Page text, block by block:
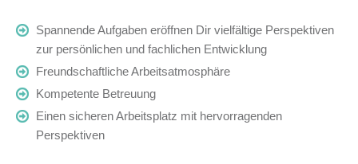
Spannende Aufgaben eröffnen Dir vielfältige Perspektiven
zur persönlichen und fachlichen Entwicklung
Freundschaftliche Arbeitsatmosphäre
Kompetente Betreuung
Einen sicheren Arbeitsplatz mit hervorragenden
Perspektiven